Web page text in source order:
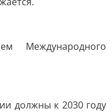
Международного
должны к 2030 году